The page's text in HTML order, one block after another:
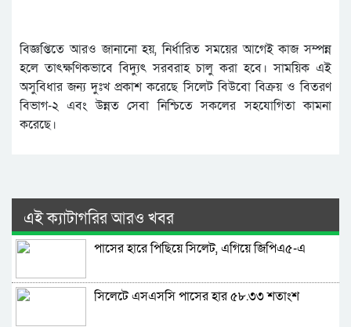
বিজ্ঞপ্তিতে আরও জানানো হয়, নির্ধারিত সময়ের আগেই কাজ সম্পন্ন
হলে তাৎক্ষণিকভাবে বিদ্যুৎ সরবরাহ চালু করা হবে। সাময়িক এই
অসুবিধার জন্য দুঃখ প্রকাশ করেছে সিলেট বিউবো বিক্রয় ও বিতরণ
বিভাগ-২ এবং উন্নত সেবা নিশ্চিতে সকলের সহযোগিতা কামনা
করেছে।
এই ক্যাটাগরির আরও খবর
পাসের হারে পিছিয়ে সিলেট, এগিয়ে জিপিএ৫-এ
সিলেটে এসএসসি পাসের হার ৫৮.৩৩ শতাংশ